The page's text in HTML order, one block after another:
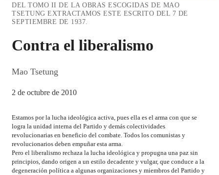
DEL TOMO II DE LA OBRAS ESCOGIDAS DE MAO
TSETUNG EXTRACTAMOS ESTE ESCRITO DEL 7 DE
SEPTIEMBRE DE 1937.
Contra el liberalismo
Mao Tsetung
2 de octubre de 2010
Estamos por la lucha ideológica activa, pues ella es el arma con que se
logra la unidad interna del Partido y demás colectividades
revolucionarias en beneficio del combate. Todos los comunistas y
revolucionarios deben empuñar esta arma.
Pero el liberalismo rechaza la lucha ideológica y propugna una paz sin
principios, dando origen a un estilo decadente y vulgar, que conduce a la
degeneración política a algunas organizaciones y miembros del Partido y